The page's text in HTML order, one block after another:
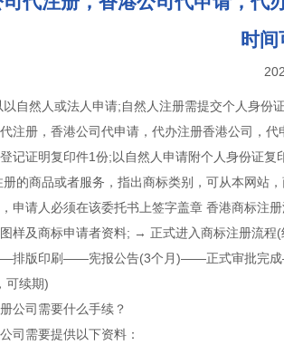
时
自然人或法人申请;自然人注册需提交个人身份
注册，香港公司代申请，代办注册香港公司，
登记证明复印件1份;以自然人申请附个人身份证
的商品或者服务，指出商标类别，可从本网站，
申请人必须在该委托书上签字盖章 香港商标注
样及商标申请者资料; → 正式进入商标注册
版印刷——宪报公告(3个月)——正式审批完成
可续期)
公司需要什么手续？
司需要提供以下资料：